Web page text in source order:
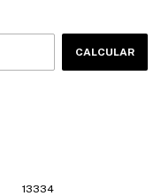
CALCULAR
13334